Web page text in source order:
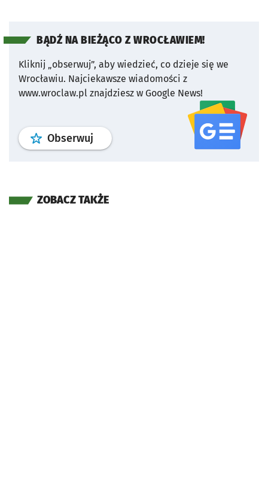
BĄDŹ NA BIEŻĄCO Z WROCŁAWIEM!
Kliknij „obserwuj”, aby wiedzieć, co dzieje się we
Wrocławiu. Najciekawsze wiadomości z
www.wroclaw.pl znajdziesz w Google News!
Obserwuj profil serwisu
ZOBACZ TAKŻE